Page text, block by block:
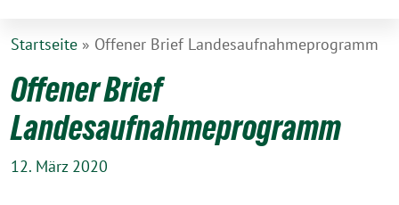
Startseite » Offener Brief Landesaufnahmeprogramm
Offener Brief
Landesaufnahmeprogramm
12. März 2020